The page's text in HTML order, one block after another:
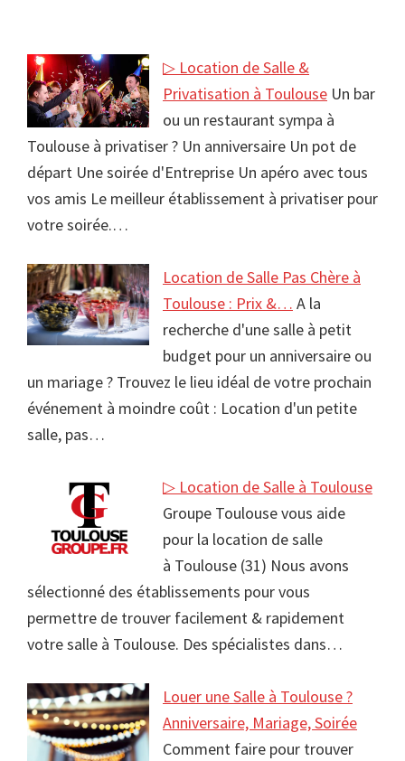
▷ Location de Salle &
Privatisation à Toulouse Un bar
ou un restaurant sympa à
Toulouse à privatiser ? Un anniversaire Un pot de
départ Une soirée d'Entreprise Un apéro avec tous
vos amis Le meilleur établissement à privatiser pour
votre soirée.…
Location de Salle Pas Chère à
Toulouse : Prix &… A la
recherche d'une salle à petit
budget pour un anniversaire ou
un mariage ? Trouvez le lieu idéal de votre prochain
événement à moindre coût : Location d'un petite
salle, pas…
▷ Location de Salle à Toulouse
Groupe Toulouse vous aide
pour la location de salle
à Toulouse (31) Nous avons
sélectionné des établissements pour vous
permettre de trouver facilement & rapidement
votre salle à Toulouse. Des spécialistes dans…
Louer une Salle à Toulouse ?
Anniversaire, Mariage, Soirée
Comment faire pour trouver